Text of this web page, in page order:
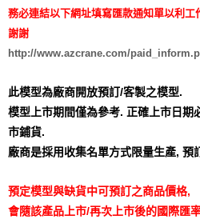
務必連結以下網址填寫匯款通知單以利
謝謝
http://www.azcrane.com/
此模型為廠商開放預訂/客製之模型.
模型上市期間僅為參考. 正確上市日期
市鋪貨.
廠商是採用收集名單方式限量生產, 預
預定模型與缺貨中可預訂之商品價格,
會隨該產品上市/再次上市後的國際匯